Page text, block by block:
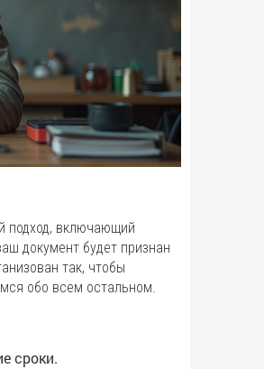
подход, включающий
документ будет признан
так, чтобы
обо всем остальном.
сроки.